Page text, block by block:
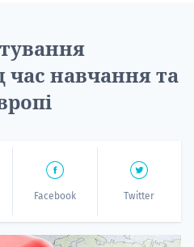
час навчання та
Facebook Twitter